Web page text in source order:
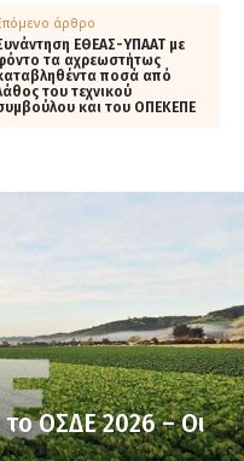
άρθρο
ΕΘΕΑΣ-ΥΠΑΑΤ με
τα αχρεωστήτως
ποσά από
του τεχνικού
και του ΟΠΕΚΕΠΕ
το ΟΣΔΕ 2026 – Οι